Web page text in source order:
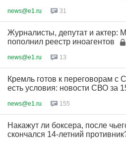
news@e1.ru 31
Журналисты, депутат и актер:
пополнил реестр иноагентов
news@e1.ru 13
Кремль готов к переговорам с
есть условия: новости СВО за
news@e1.ru 155
Накажут ли боксера, после
скончался 14-летний